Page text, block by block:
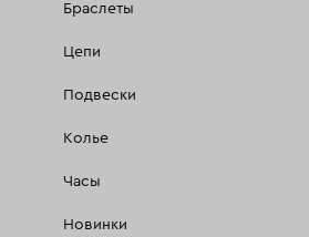
Браслеты
Цепи
Подвески
Колье
Часы
Новинки